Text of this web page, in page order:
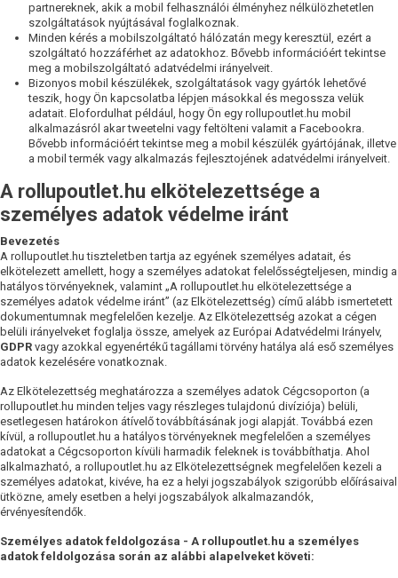
partnereknek, akik a mobil felhasználói élményhez nélkülözhetetlen
szolgáltatások nyújtásával foglalkoznak.
Minden kérés a mobilszolgáltató hálózatán megy keresztül, ezért a
szolgáltató hozzáférhet az adatokhoz. Bővebb információért tekintse
meg a mobilszolgáltató adatvédelmi irányelveit.
Bizonyos mobil készülékek, szolgáltatások vagy gyártók lehetővé
teszik, hogy Ön kapcsolatba lépjen másokkal és megossza velük
adatait. Elofordulhat például, hogy Ön egy rollupoutlet.hu mobil
alkalmazásról akar tweetelni vagy feltölteni valamit a Facebookra.
Bővebb információért tekintse meg a mobil készülék gyártójának, illetve
a mobil termék vagy alkalmazás fejlesztojének adatvédelmi irányelveit.
A rollupoutlet.hu elkötelezettsége a
személyes adatok védelme iránt
Bevezetés
A rollupoutlet.hu tiszteletben tartja az egyének személyes adatait, és
elkötelezett amellett, hogy a személyes adatokat felelősségteljesen, mindig a
hatályos törvényeknek, valamint „A rollupoutlet.hu elkötelezettsége a
személyes adatok védelme iránt” (az Elkötelezettség) című alább ismertetett
dokumentumnak megfelelően kezelje. Az Elkötelezettség azokat a cégen
belüli irányelveket foglalja össze, amelyek az Európai Adatvédelmi Irányelv,
GDPR vagy azokkal egyenértékű tagállami törvény hatálya alá eső személyes
adatok kezelésére vonatkoznak.
Az Elkötelezettség meghatározza a személyes adatok Cégcsoporton (a
rollupoutlet.hu minden teljes vagy részleges tulajdonú divíziója) belüli,
esetlegesen határokon átívelő továbbításának jogi alapját. Továbbá ezen
kívül, a rollupoutlet.hu a hatályos törvényeknek megfelelően a személyes
adatokat a Cégcsoporton kívüli harmadik feleknek is továbbíthatja. Ahol
alkalmazható, a rollupoutlet.hu az Elkötelezettségnek megfelelően kezeli a
személyes adatokat, kivéve, ha ez a helyi jogszabályok szigorúbb előírásaival
ütközne, amely esetben a helyi jogszabályok alkalmazandók,
érvényesítendők.
Személyes adatok feldolgozása - A rollupoutlet.hu a személyes
adatok feldolgozása során az alábbi alapelveket követi: